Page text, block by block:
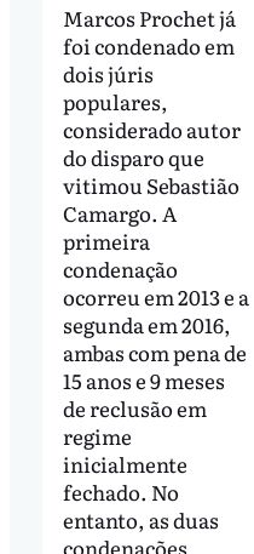
Marcos Prochet já
foi condenado em
dois júris
populares,
considerado autor
do disparo que
vitimou Sebastião
Camargo. A
primeira
condenação
ocorreu em 2013 e a
segunda em 2016,
ambas com pena de
15 anos e 9 meses
de reclusão em
regime
inicialmente
fechado. No
entanto, as duas
condenações